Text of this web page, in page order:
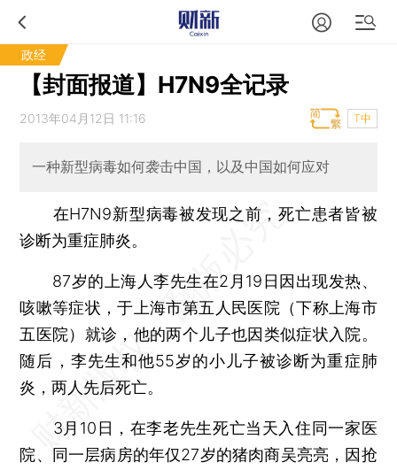
政经
【封面报道】H7N9全记录
2013年04月12日 11:16 T中
一种新型病毒如何袭击中国，以及中国如何应对
在H7N9新型病毒被发现之前，死亡患者皆被
诊断为重症肺炎。
87岁的上海人李先生在2月19日因出现发热、
咳嗽等症状，于上海市第五人民医院（下称上海市
五医院）就诊，他的两个儿子也因类似症状入院。
随后，李先生和他55岁的小儿子被诊断为重症肺
炎，两人先后死亡。
3月10日，在李老先生死亡当天入住同一家医
院、同一层病房的年仅27岁的猪肉商吴亮亮，因抢